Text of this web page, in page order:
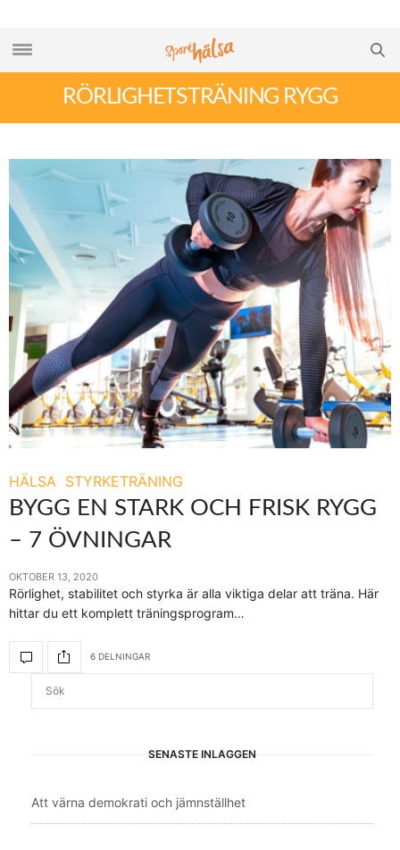
RÖRLIGHETSTRÄNING RYGG
HÄLSA STYRKETRÄNING
BYGG EN STARK OCH FRISK RYGG
– 7 ÖVNINGAR
OKTOBER 13, 2020
Rörlighet, stabilitet och styrka är alla viktiga delar att träna. Här
hittar du ett komplett träningsprogram…
6 DELNINGAR
SENASTE INLÄGGEN
Att värna demokrati och jämnställhet